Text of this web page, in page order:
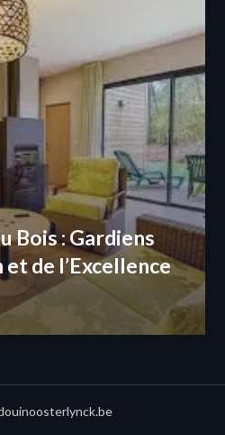
Bois : Gardiens
de l’Excellence